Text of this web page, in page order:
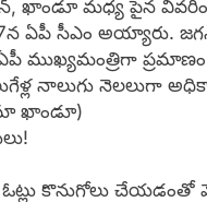
జగన్, ఖాండూ మధ్య పైన
ఏపీ సీఎం అయ్యారు.
ముఖ్యమంత్రిగా
నాలుగు నెలలుగా
ఖాండూ)
కొనుగోలు